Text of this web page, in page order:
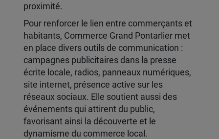
proximité.
Pour renforcer le lien entre commerçants et
habitants, Commerce Grand Pontarlier met
en place divers outils de communication :
campagnes publicitaires dans la presse
écrite locale, radios, panneaux numériques,
site internet, présence active sur les
réseaux sociaux. Elle soutient aussi des
événements qui attirent du public,
favorisant ainsi la découverte et le
dynamisme du commerce local.